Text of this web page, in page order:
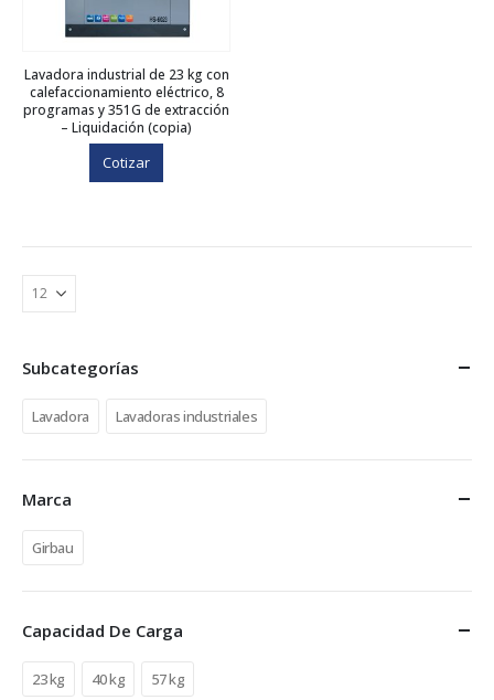
Lavadora industrial de 23 kg con
calefaccionamiento eléctrico, 8
programas y 351G de extracción
– Liquidación (copia)
Cotizar
Subcategorías
Lavadora Lavadoras industriales
Marca
Girbau
Capacidad De Carga
23 kg 40 kg 57 kg